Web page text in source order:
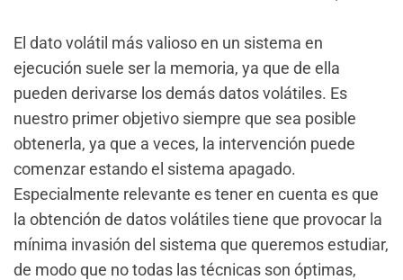
El dato volátil más valioso en un sistema en
ejecución suele ser la memoria, ya que de ella
pueden derivarse los demás datos volátiles. Es
nuestro primer objetivo siempre que sea posible
obtenerla, ya que a veces, la intervención puede
comenzar estando el sistema apagado.
Especialmente relevante es tener en cuenta es que
la obtención de datos volátiles tiene que provocar la
mínima invasión del sistema que queremos estudiar,
de modo que no todas las técnicas son óptimas,